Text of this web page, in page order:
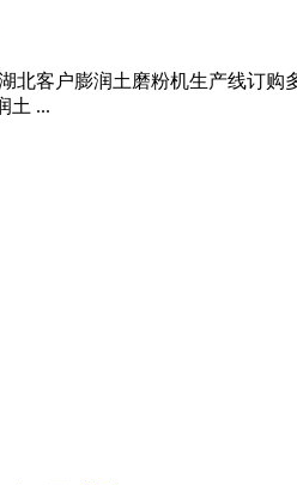
客户膨润土磨粉机生产线订
土 ...